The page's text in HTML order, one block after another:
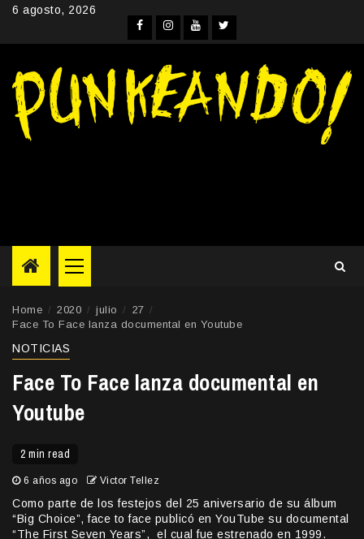
Skip6 agosto, 2026
Facebook
Instagram
YouTubeTwitter
Primary
Menu
Home 2020 julio
27
Face To Face lanza documental en Youtube
NOTICIAS
Face To Face lanza documental en
Youtube
2 min read
6 años ago Victor Tellez
Como parte de los festejos del 25 aniversario de su álbum
“Big Choice”, face to face publicó en YouTube su documental
“The First Seven Years”, el cual fue estrenado en 1999.